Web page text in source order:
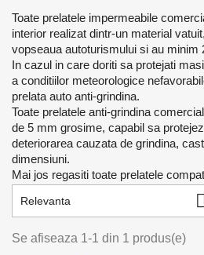
Toate prelatele impermeabile
interior realizat dintr-un material
vopseaua autoturismului si au minim
In cazul in care doriti sa protejati
a conditiilor meteorologice
prelata auto anti-grindina.
Toate prelatele anti-grindina
de 5 mm grosime, capabil sa
deteriorarea cauzata de grindina,
dimensiuni.
Mai jos regasiti toate prelatele
Relevanta
Se afiseaza 1-1 din 1 produs(e)